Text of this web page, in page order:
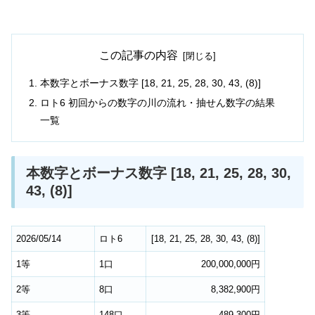
この記事の内容
本数字とボーナス数字 [18, 21, 25, 28, 30, 43, (8)]
ロト6 初回からの数字の川の流れ・抽せん数字の結果
一覧
本数字とボーナス数字 [18, 21, 25, 28, 30,
43, (8)]
2026/05/14 ロト6 [18, 21, 25, 28, 30, 43, (8)]
1等 1口 200,000,000円
2等 8口 8,382,900円